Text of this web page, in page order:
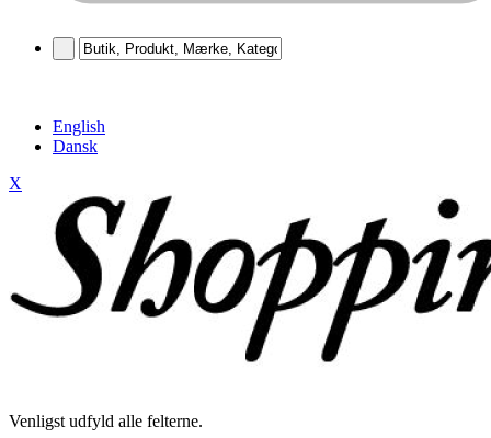
English
Dansk
X
Venligst udfyld alle felterne.